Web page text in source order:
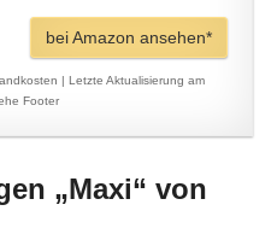
bei Amazon ansehen*
| Letzte Aktualisierung am
Footer
„Maxi“ von